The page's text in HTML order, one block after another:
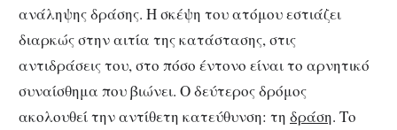
ανάληψης δράσης. Η σκέψη του ατόμου εστιάζει
διαρκώς στην αιτία της κατάστασης, στις
αντιδράσεις του, στο πόσο έντονο είναι το αρνητικό
συναίσθημα που βιώνει. Ο δεύτερος δρόμος
ακολουθεί την αντίθετη κατεύθυνση: τη δράση. Το